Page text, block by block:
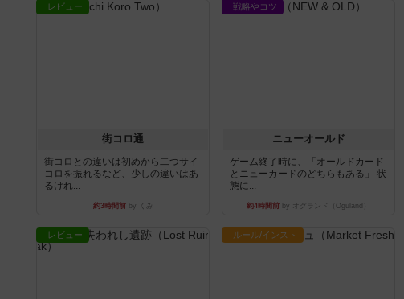
レビュー
街コロ通
街コロとの違いは初めから二つサイ
コロを振れるなど、少しの違いはあ
るけれ...
約3時間前by くみ
戦略やコツ
ニューオールド
ゲーム終了時に、「オールドカード
とニューカードのどちらもある」 状
態に...
約4時間前 by オグランド（Oguland）
レビュー ルール/インスト